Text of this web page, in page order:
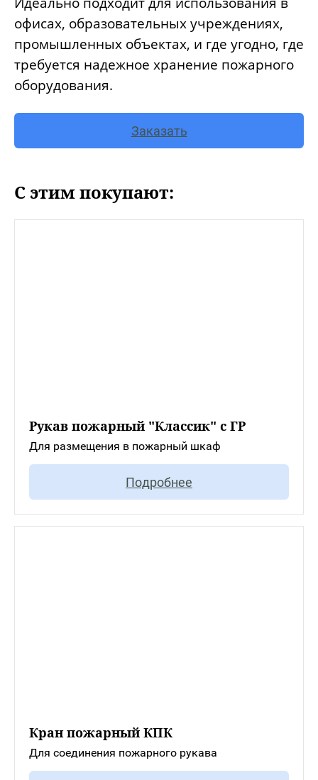
офисах, образовательных учреждениях,
промышленных объектах, и где угодно, где
требуется надежное хранение пожарного
оборудования.
Заказать
С этим покупают:
Рукав пожарный "Классик" с ГР
Для размещения в пожарный шкаф
Подробнее
Кран пожарный КПК
Для соединения пожарного рукава